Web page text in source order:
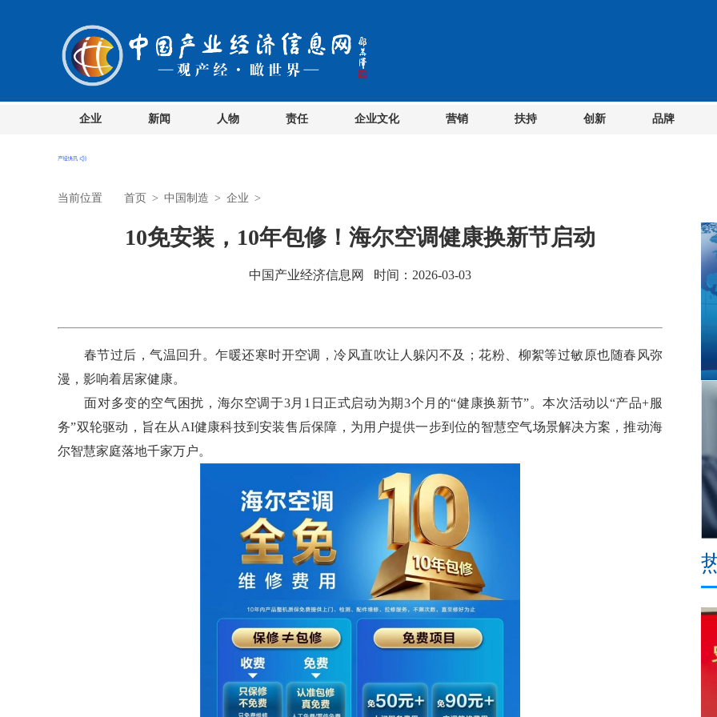
企业 新闻 人物 责任 企业文化 营销 扶持 创新 品牌
当前位置 首页 > 中国制造 > 企业 >
10免安装，10年包修！海尔空调健康换新节启动
中国产业经济信息网 时间：2026-03-03
春节过后，气温回升。乍暖还寒时开空调，冷风直吹让人躲闪不及；花粉、柳絮等过敏原也随春风弥
漫，影响着居家健康。
面对多变的空气困扰，海尔空调于3月1日正式启动为期3个月的“健康换新节”。本次活动以“产品+服
务”双轮驱动，旨在从AI健康科技到安装售后保障，为用户提供一步到位的智慧空气场景解决方案，推动海
尔智慧家庭落地千家万户。